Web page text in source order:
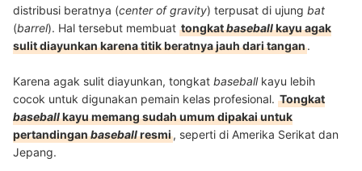
distribusi beratnya (center of gravity) terpusat di ujung bat
(barrel). Hal tersebut membuat tongkatbaseballkayu agak
sulit diayunkan karena titik beratnya jauh dari tangan.
Karena agak sulit diayunkan, tongkat baseball kayu lebih
cocok untuk digunakan pemain kelas profesional. Tongkat
baseballkayu memang sudah umum dipakai untuk
pertandinganbaseballresmi, seperti di Amerika Serikat dan
Jepang.